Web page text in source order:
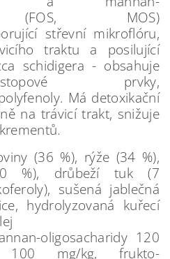
(FOS, MOS)
střevní mikroflóru,
traktu a posilující
schidigera - obsahuje
prvky,
Má detoxikační
na trávicí trakt, snižuje
(36 %), rýže (34 %),
%), drůbeží tuk (7
sušená jablečná
hydrolyzovaná kuřecí
oligosacharidy 120
100 mg/kg, frukto-